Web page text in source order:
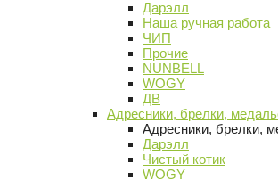
Дарэлл
Наша ручная работа
ЧИП
Прочие
NUNBELL
WOGY
ДВ
Адресники, брелки,
Адресники, брелки,
Дарэлл
Чистый котик
WOGY